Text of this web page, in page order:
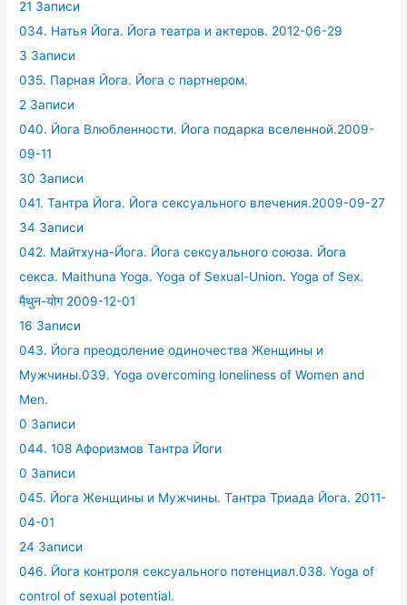
21 Записи
034. Натья Йога. Йога театра и актеров. 2012-06-29
3 Записи
035. Парная Йога. Йога с партнером.
2 Записи
040. Йога Влюбленности. Йога подарка вселенной.2009-
09-11
30 Записи
041. Тантра Йога. Йога сексуального влечения.2009-09-27
34 Записи
042. Майтхуна-Йога. Йога сексуального союза. Йога
секса. Maithuna Yoga. Yoga of Sexual-Union. Yoga of Sex.
मैथुन-योग 2009-12-01
16 Записи
043. Йога преодоление одиночества Женщины и
Мужчины.039. Yoga overcoming loneliness of Women and
Men.
0 Записи
044. 108 Афоризмов Тантра Йоги
0 Записи
045. Йога Женщины и Мужчины. Тантра Триада Йога. 2011-
04-01
24 Записи
046. Йога контроля сексуального потенциал.038. Yoga of
control of sexual potential.